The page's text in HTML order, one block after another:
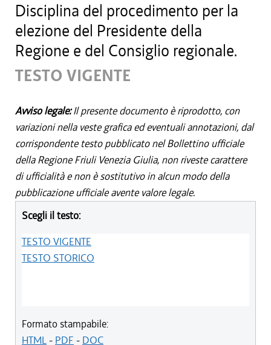
Disciplina del procedimento per la
elezione del Presidente della
Regione e del Consiglio regionale.
TESTO VIGENTE
Avviso legale:Il presente documento è riprodotto, con
variazioni nella veste grafica ed eventuali annotazioni, dal
corrispondente testo pubblicato nel Bollettino ufficiale
della Regione Friuli Venezia Giulia, non riveste carattere
di ufficialità e non è sostitutivo in alcun modo della
pubblicazione ufficiale avente valore legale.
Scegli il testo:
TESTO VIGENTE
TESTO STORICO
Formato stampabile:
HTML- PDF - DOC